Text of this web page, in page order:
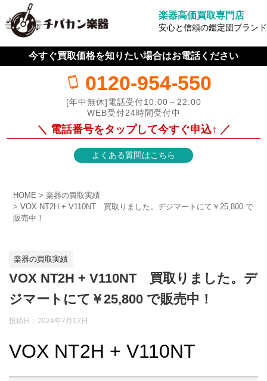
楽器高価買取専門店
安心と信頼の鑑定団ブランド
今すぐ買取価格を知りたい場合はお電話ください
0120-954-550
[年中無休]電話受付10:00～22:00
WEB受付24時間受付中
＼ 電話番号をタップして今すぐ申込↑ ／
よくある質問はこちら
HOME
楽器の買取実績
VOX NT2H + V110NT 買取りました。デジマートにて￥25,800 で
販売中！
楽器の買取実績
VOX NT2H + V110NT 買取りました。デ
ジマートにて￥25,800 で販売中！
投稿日：2024年7月12日
VOX NT2H + V110NT